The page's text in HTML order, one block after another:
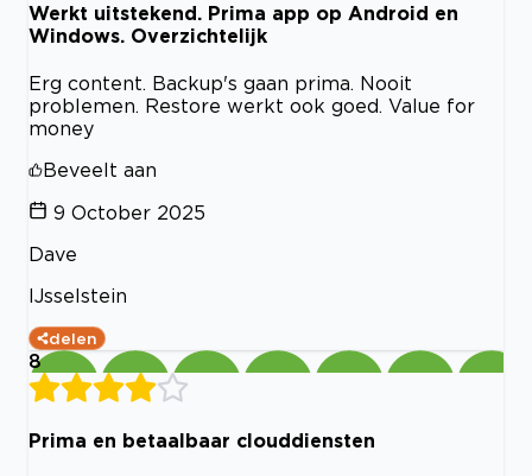
Werkt uitstekend. Prima app op Android en
Windows. Overzichtelijk
Erg content. Backup's gaan prima. Nooit
problemen. Restore werkt ook goed. Value for
money
Beveelt aan
9 October 2025
Dave
IJsselstein
delen
8
Prima en betaalbaar clouddiensten